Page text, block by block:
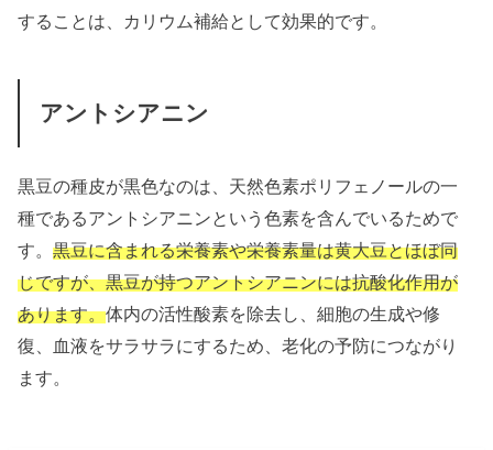
することは、カリウム補給として効果的です。
アントシアニン
黒豆の種皮が黒色なのは、天然色素ポリフェノールの一
種であるアントシアニンという色素を含んでいるためで
す。黒豆に含まれる栄養素や栄養素量は黄大豆とほぼ同
じですが、黒豆が持つアントシアニンには抗酸化作用が
あります。体内の活性酸素を除去し、細胞の生成や修
復、血液をサラサラにするため、老化の予防につながり
ます。